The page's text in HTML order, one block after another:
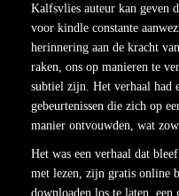
Kalfsvlies auteur kan geven
voor kindle constante
herinnering aan de kracht
raken, ons op manieren te
subtiel zijn. Het verhaal had
gebeurtenissen die zich op
manier ontvouwden, wat
Het was een verhaal dat
met lezen, zijn gratis online
downloaden los te laten,